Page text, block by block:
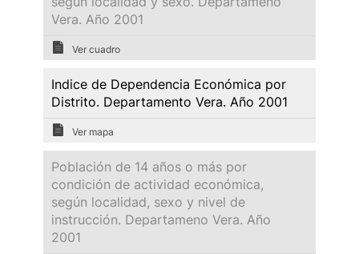
Vera. Año 2001
Ver cuadro
Indice de Dependencia Económica por
Distrito. Departamento Vera. Año 2001
Ver mapa
Población de 14 años o más por
condición de actividad económica,
según localidad, sexo y nivel de
instrucción. Departameno Vera. Año
2001